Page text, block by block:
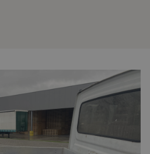
het nieuwe Foresco-
een bijzondere blikvanger:
is ontstaan vanuit het idee dat
techniek gaat, maar ook
Maes, Hoofd Transformatie.